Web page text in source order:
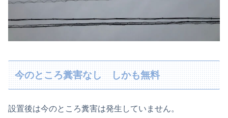
今のところ糞害なし しかも無料
設置後は今のところ糞害は発生していません。